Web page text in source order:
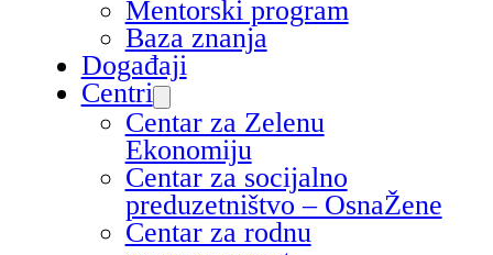
Mentorski program
Baza znanja
Događaji
Centri
Centar za Zelenu
Ekonomiju
Centar za socijalno
preduzetništvo – OsnaŽene
Centar za rodnu